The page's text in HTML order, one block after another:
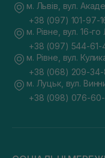
м. Львів, вул.
+38 (097) 101-97-
м. Рівне, вул. 16-го
+38 (097) 544-61-
м. Рівне, вул.
+38 (068) 209-34-
м. Луцьк, вул.
+38 (098) 076-